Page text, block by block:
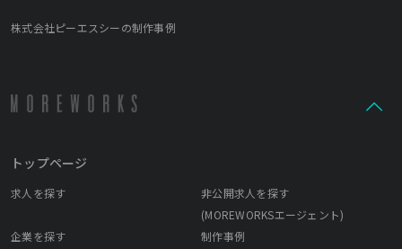
株式会社ピーエスシーの制作事例
トップページ
求人を探す
非公開求人を探す
(MOREWORKSエージェント)
企業を探す
制作事例